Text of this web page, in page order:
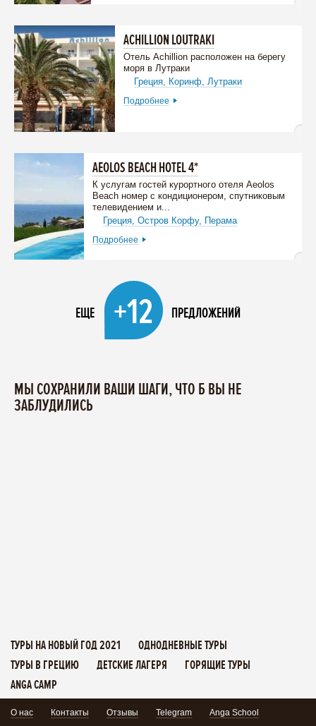
ACHILLION LOUTRAKI
Отель Achillion расположен на берегу
моря в Лутраки
Греция, Коринф, Лутраки
Подробнее
AEOLOS BEACH HOTEL 4*
К услугам гостей курортного отеля Aeolos
Beach номер с кондиционером, спутниковым
телевидением и...
Греция, Остров Корфу, Перама
Подробнее
ЕЩЕ +12 ПРЕДЛОЖЕНИЙ
МЫ СОХРАНИЛИ ВАШИ ШАГИ, ЧТО Б ВЫ НЕ
ЗАБЛУДИЛИСЬ
ТУРЫ НА НОВЫЙ ГОД 2021
ОДНОДНЕВНЫЕ ТУРЫ
ТУРЫ В ГРЕЦИЮ
ДЕТСКИЕ ЛАГЕРЯ
ГОРЯЩИЕ ТУРЫ
ANGA CAMP
О нас Контакты Отзывы Telegram Anga School